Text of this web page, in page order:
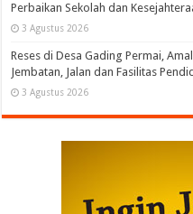
Perbaikan Sekolah dan
3 Agustus 2026
Reses di Desa Gading Permai,
Jembatan, Jalan dan Fasilitas
3 Agustus 2026